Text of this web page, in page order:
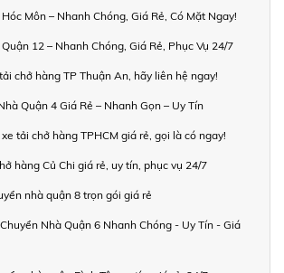
Môn – Nhanh Chóng, Giá Rẻ, Có Mặt Ngay!
12 – Nhanh Chóng, Giá Rẻ, Phục Vụ 24/7
chở hàng TP Thuận An, hãy liên hệ ngay!
Quận 4 Giá Rẻ – Nhanh Gọn – Uy Tín
tải chở hàng TPHCM giá rẻ, gọi là có ngay!
hàng Củ Chi giá rẻ, uy tín, phục vụ 24/7
nhà quận 8 trọn gói giá rẻ
Nhà Quận 6 Nhanh Chóng - Uy Tín - Giá